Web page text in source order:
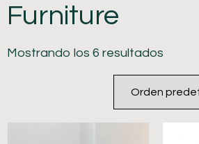
Furniture
Mostrando los 6 resultados